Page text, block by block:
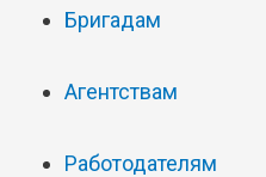
Бригадам
Агентствам
Работодателям